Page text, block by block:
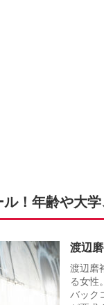
！年齢や大
渡辺
渡辺磨
る女性
バック